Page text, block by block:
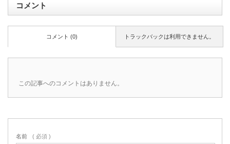
コメント
トラックバックは利用できません。
コメント (0)
この記事へのコメントはありません。
名前 ( 必須 )